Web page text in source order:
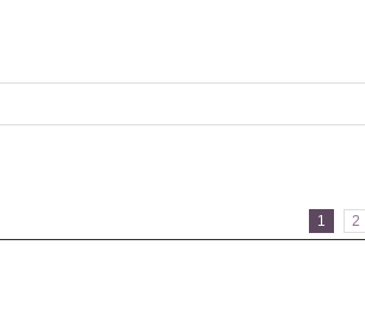
1 2